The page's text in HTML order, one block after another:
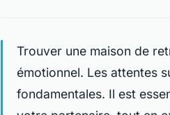
Trouver une maison de
émotionnel. Les attentes
fondamentales. Il est